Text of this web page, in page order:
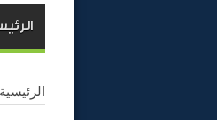
الرئيسية